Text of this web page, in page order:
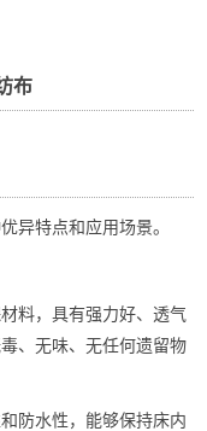
布
异特点和应用场景。
料，具有强力好、透气
、无味、无任何遗留物
防水性，能够保持床内